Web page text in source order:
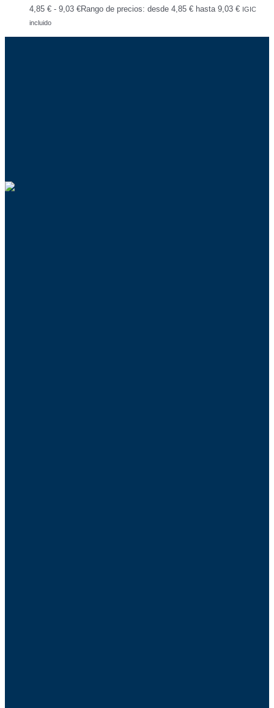
4,85 € - 9,03 €Rango de precios: desde 4,85 € hasta 9,03 € IGIC
incluido